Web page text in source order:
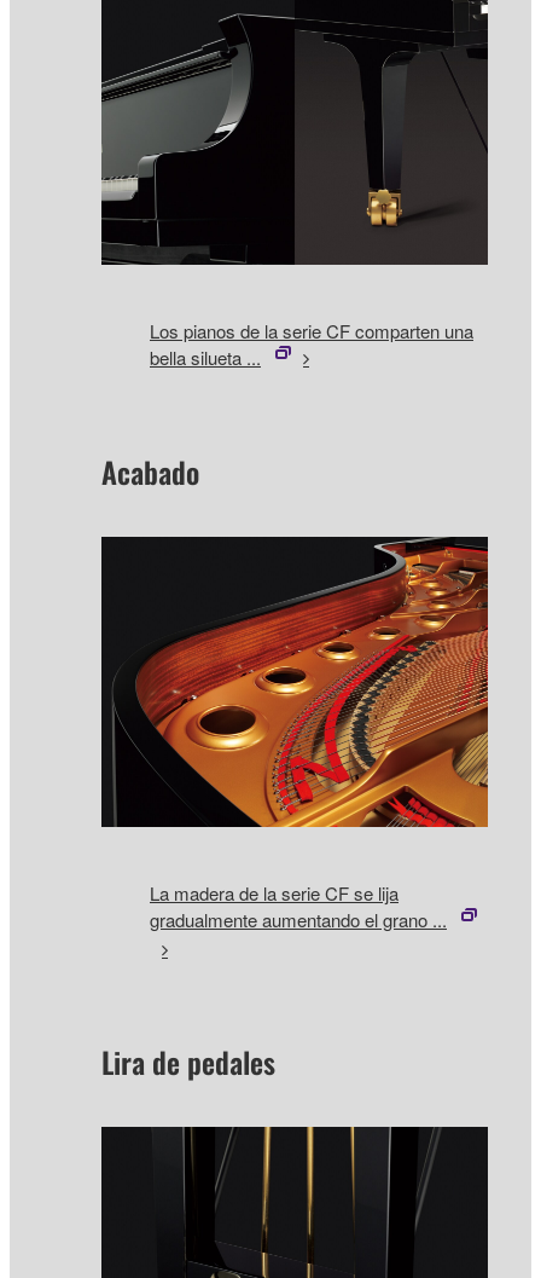
Los pianos de la serie CF comparten una
bella silueta ...
Acabado
La madera de la serie CF se lija
gradualmente aumentando el grano ...
Lira de pedales